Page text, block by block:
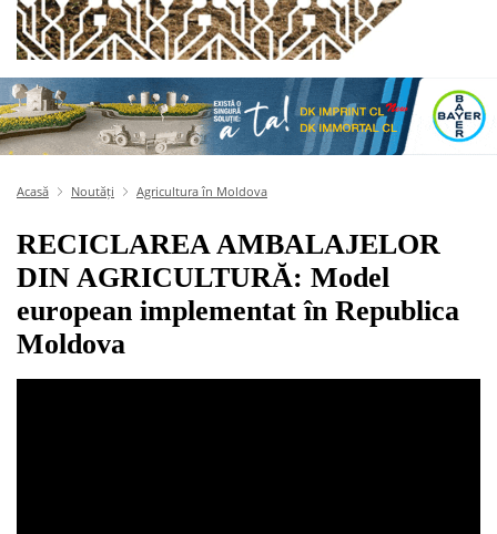
Acasă Noutăți Agricultura în Moldova
RECICLAREA AMBALAJELOR
DIN AGRICULTURĂ: Model
european implementat în Republica
Moldova